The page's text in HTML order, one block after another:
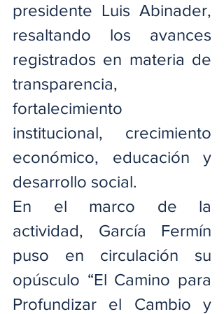
presidente Luis Abinader,
resaltando los avances
registrados en materia de
transparencia,
fortalecimiento
institucional, crecimiento
económico, educación y
desarrollo social.
En el marco de la
actividad, García Fermín
puso en circulación su
opúsculo “El Camino para
Profundizar el Cambio y